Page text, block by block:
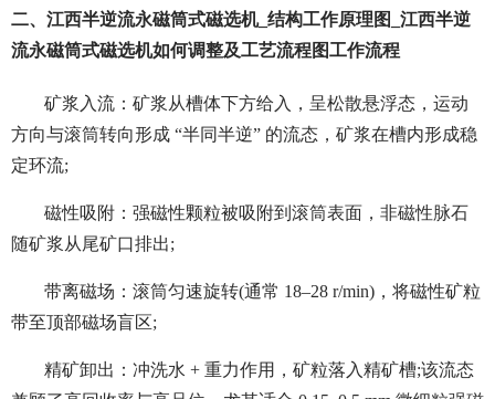
二、江西半逆流永磁筒式磁选机_结构工作原理图_江西半逆
流永磁筒式磁选机如何调整及工艺流程图工作流程
矿浆入流：矿浆从槽体下方给入，呈松散悬浮态，运动
方向与滚筒转向形成 “半同半逆” 的流态，矿浆在槽内形成稳
定环流;
磁性吸附：强磁性颗粒被吸附到滚筒表面，非磁性脉石
随矿浆从尾矿口排出;
带离磁场：滚筒匀速旋转(通常 18–28 r/min)，将磁性矿粒
带至顶部磁场盲区;
精矿卸出：冲洗水 + 重力作用，矿粒落入精矿槽;该流态